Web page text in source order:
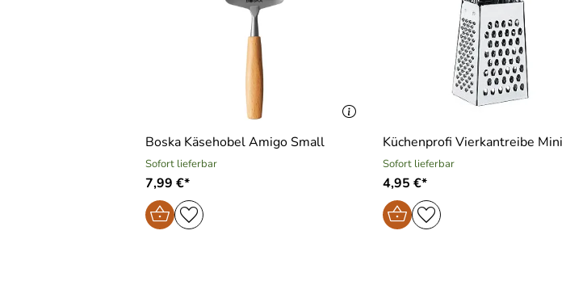
Boska Käsehobel Amigo Small
Sofort lieferbar
7,99 €*
Küchenprofi Vierkantreibe Mini
Sofort lieferbar
4,95 €*